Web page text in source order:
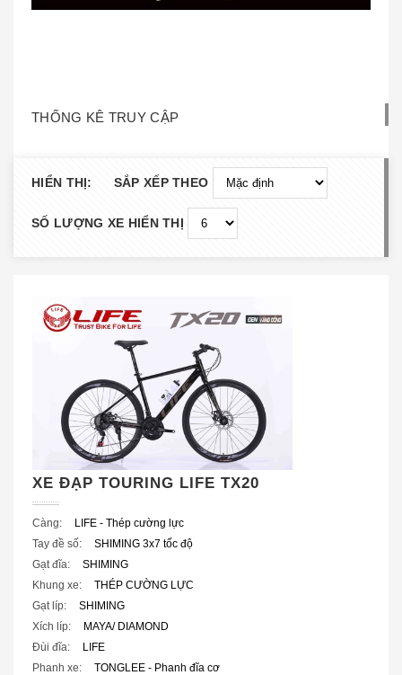
THỐNG KÊ TRUY CẬP
HIỂN THỊ: SẮP XẾP THEO
SỐ LƯỢNG XE HIỂN THỊ
XE ĐẠP TOURING LIFE TX20
Càng:
LIFE - Thép cường lực
Tay đề số:
SHIMING 3x7 tốc độ
Gạt đĩa:
SHIMING
Khung xe:
THÉP CƯỜNG LỰC
Gạt líp:
SHIMING
Xích líp:
MAYA/ DIAMOND
Đùi đĩa:
LIFE
Phanh xe:
TONGLEE - Phanh đĩa cơ